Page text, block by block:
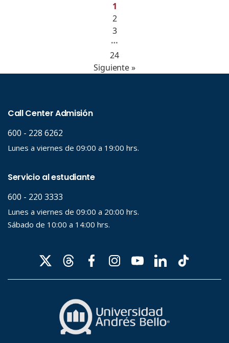
1
2
3
…
24
Siguiente »